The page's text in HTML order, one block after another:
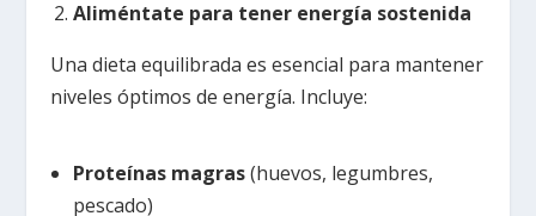
Aliméntate para tener energía sostenida
Una dieta equilibrada es esencial para mantener
niveles óptimos de energía. Incluye:
Proteínas magras(huevos, legumbres,
pescado)